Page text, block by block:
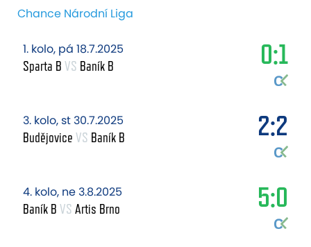
Chance Národní Liga
1. kolo, pá 18.7.2025
Sparta B VS Baník B 0:1
3. kolo, st 30.7.2025
Budějovice VS Baník B 2:2
4. kolo, ne 3.8.2025
Baník B VS Artis Brno 5:0